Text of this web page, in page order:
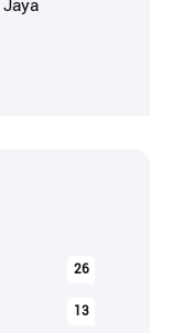
26
13